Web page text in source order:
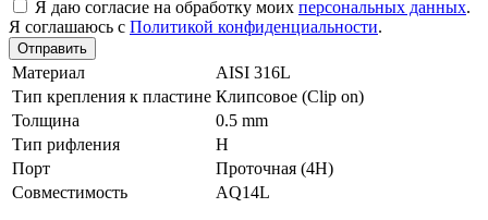
Я даю согласие на обработку моих персональных данных.
Я соглашаюсь с Политикой конфиденциальности.
Отправить
Материал
AISI 316L
Тип крепления к пластине Клипсовое (Clip on)
Толщина
0.5 mm
Тип рифления
H
Порт
Проточная (4Н)
Совместимость
AQ14L